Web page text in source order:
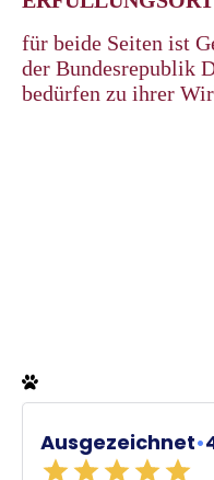
für beide Seiten ist
der Bundesrepublik
bedürfen zu ihrer